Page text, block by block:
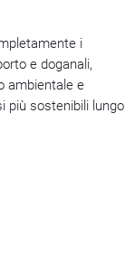
i
e doganali,
ambientale e
più sostenibili lungo